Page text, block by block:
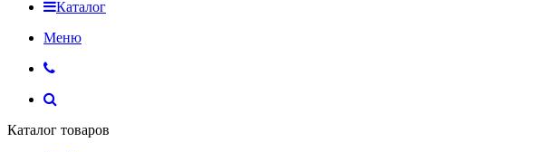
Каталог
Меню
Каталог товаров